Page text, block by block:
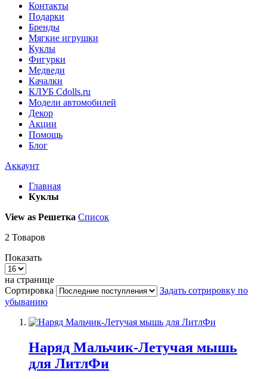
Контакты
Подарки
Бренды
Мягкие игрушки
Куклы
Фигурки
Медведи
Качалки
КЛУБ Cdolls.ru
Модели автомобилей
Декор
Акции
Помощь
Блог
Аккаунт
Главная
Куклы
View as Решетка Список
2 Товаров
Показать
на странице
Сортировка
Задать сотрировку по
убыванию
Наряд Мальчик-Летучая мышь
для ЛитлФи